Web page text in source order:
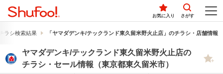
お気に入り さがす
ラシ検索結果 「ヤマダデンキ/テックランド東久留米野火止店」のチラシ・店舗情報
ヤマダデンキ/テックランド東久留米野火止店の
チラシ・セール情報（東京都東久留米市）